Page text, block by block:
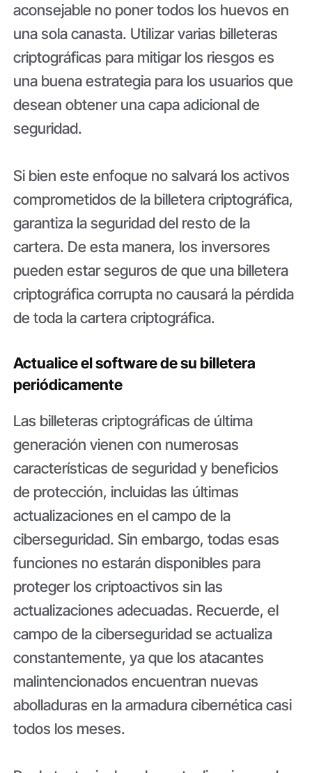
aconsejable no poner todos los huevos en
una sola canasta. Utilizar varias billeteras
criptográficas para mitigar los riesgos es
una buena estrategia para los usuarios que
desean obtener una capa adicional de
seguridad.
Si bien este enfoque no salvará los activos
comprometidos de la billetera criptográfica,
garantiza la seguridad del resto de la
cartera. De esta manera, los inversores
pueden estar seguros de que una billetera
criptográfica corrupta no causará la pérdida
de toda la cartera criptográfica.
Actualice el software de su billetera
periódicamente
Las billeteras criptográficas de última
generación vienen con numerosas
características de seguridad y beneficios
de protección, incluidas las últimas
actualizaciones en el campo de la
ciberseguridad. Sin embargo, todas esas
funciones no estarán disponibles para
proteger los criptoactivos sin las
actualizaciones adecuadas. Recuerde, el
campo de la ciberseguridad se actualiza
constantemente, ya que los atacantes
malintencionados encuentran nuevas
abolladuras en la armadura cibernética casi
todos los meses.